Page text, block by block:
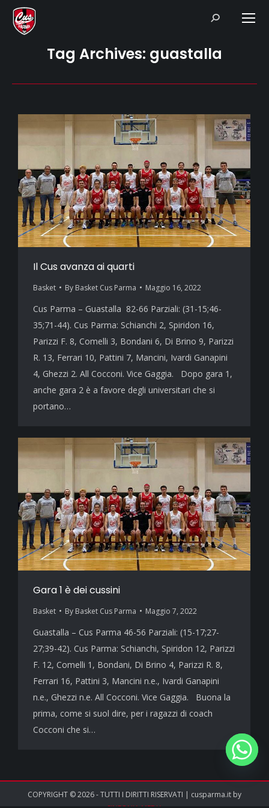
Search:
Tag Archives: guastalla
Il Cus avanza ai quarti
Basket By Basket Cus Parma Maggio 16, 2022
Cus Parma – Guastalla 82-66 Parziali: (31-15;46-
35;71-44). Cus Parma: Schianchi 2, Spiridon 16,
Parizzi F. 8, Comelli 3, Bondani 6, Di Brino 9, Parizzi
R. 13, Ferrari 10, Pattini 7, Mancini, Ivardi Ganapini
4, Ghezzi 2. All Cocconi. Vice Gaggia. Dopo gara 1,
anche gara 2 è a favore degli universitari che si
portano…
Gara 1 è dei cussini
Basket By Basket Cus Parma Maggio 7, 2022
Guastalla – Cus Parma 46-56 Parziali: (15-17;27-
27;39-42). Cus Parma: Schianchi, Spiridon 12, Parizzi
F. 12, Comelli 1, Bondani, Di Brino 4, Parizzi R. 8,
Ferrari 16, Pattini 3, Mancini n.e., Ivardi Ganapini
n.e., Ghezzi n.e. All Cocconi. Vice Gaggia. Buona la
prima, come si suol dire, per i ragazzi di coach
Cocconi che si…
COPYRIGHT © 2026 - TUTTI I DIRITTI RISERVATI | cusparma.it by